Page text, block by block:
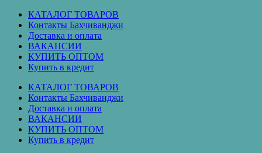
Перейти
содержимому
КАТАЛОГ ТОВАРОВ
Контакты Бахчиванджи
Доставка и оплата
ВАКАНСИИ
КУПИТЬ ОПТОМ
Купить в кредит
КАТАЛОГ ТОВАРОВ
Контакты Бахчиванджи
Доставка и оплата
ВАКАНСИИ
КУПИТЬ ОПТОМ
Купить в кредит